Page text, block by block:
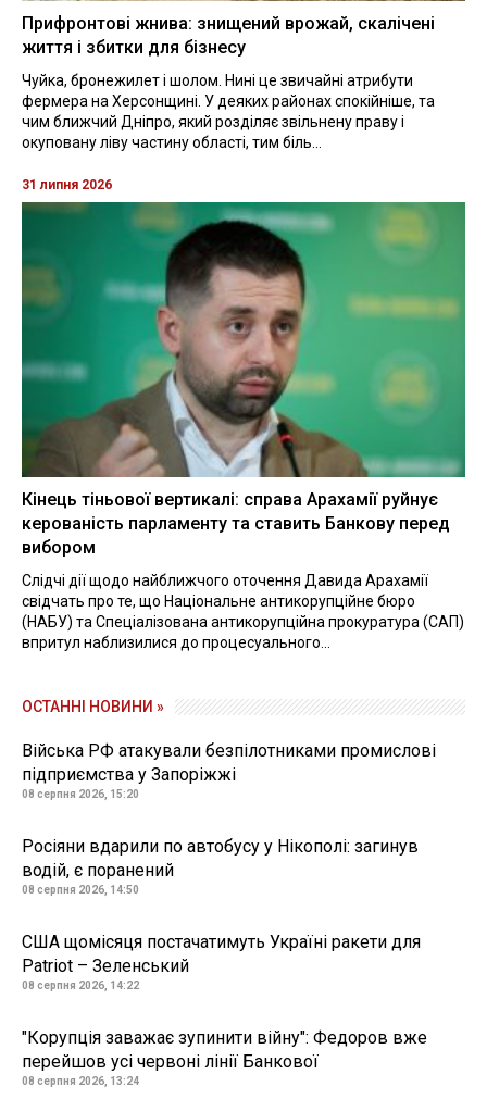
Прифронтові жнива: знищений врожай, скалічені
життя і збитки для бізнесу
Чуйка, бронежилет і шолом. Нині це звичайні атрибути
фермера на Херсонщині. У деяких районах спокійніше, та
чим ближчий Дніпро, який розділяє звільнену праву і
окуповану ліву частину області, тим біль...
31 липня 2026
Кінець тіньової вертикалі: справа Арахамії руйнує
керованість парламенту та ставить Банкову перед
вибором
Слідчі дії щодо найближчого оточення Давида Арахамії
свідчать про те, що Національне антикорупційне бюро
(НАБУ) та Спеціалізована антикорупційна прокуратура (САП)
впритул наблизилися до процесуального...
ОСТАННІ НОВИНИ »
Війська РФ атакували безпілотниками промислові
підприємства у Запоріжжі
08 серпня 2026, 15:20
Росіяни вдарили по автобусу у Нікополі: загинув
водій, є поранений
08 серпня 2026, 14:50
США щомісяця постачатимуть Україні ракети для
Patriot – Зеленський
08 серпня 2026, 14:22
"Корупція заважає зупинити війну": Федоров вже
перейшов усі червоні лінії Банкової
08 серпня 2026, 13:24